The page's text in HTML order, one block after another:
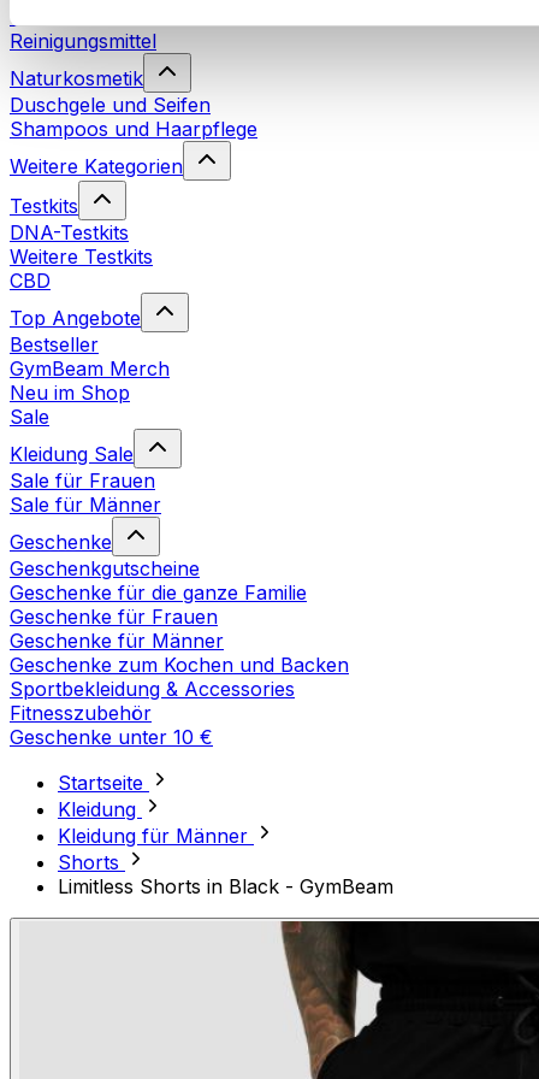
Waschmittel
Reinigungsmittel
Naturkosmetik
Duschgele und Seifen
Shampoos und Haarpflege
Weitere Kategorien
Testkits
DNA-Testkits
Weitere Testkits
CBD
Top Angebote
Bestseller
GymBeam Merch
Neu im Shop
Sale
Kleidung Sale
Sale für Frauen
Sale für Männer
Geschenke
Geschenkgutscheine
Geschenke für die ganze Familie
Geschenke für Frauen
Geschenke für Männer
Geschenke zum Kochen und Backen
Sportbekleidung & Accessories
Fitnesszubehör
Geschenke unter 10 €
Startseite
Kleidung
Kleidung für Männer
Shorts
Limitless Shorts in Black - GymBeam